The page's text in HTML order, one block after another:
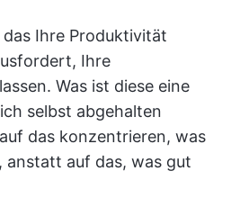
Ihre Produktivität
Ihre
Was ist diese eine
selbst abgehalten
das konzentrieren, was
anstatt auf das, was gut